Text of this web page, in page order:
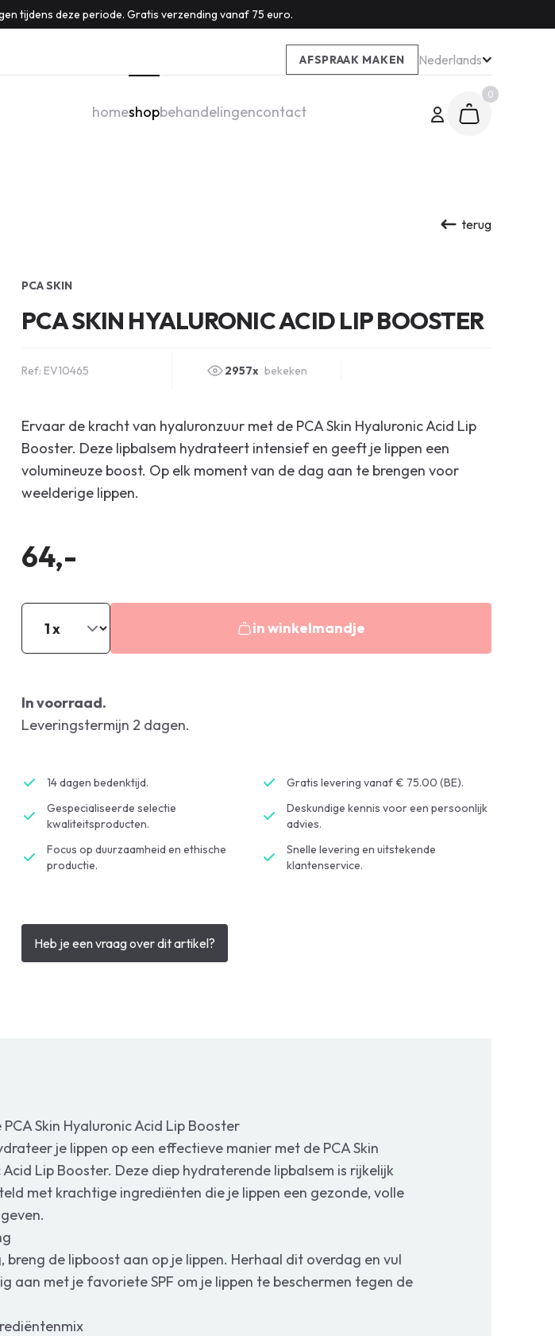
tijdens deze periode. Gratis verzending vanaf 75 euro.
AFSPRAAK MAKEN Nederlands
homeshopbehandelingencontact
0
terug
PCA SKIN
PCA SKIN HYALURONIC ACID LIP BOOSTER
Ref: EV10465 2957x bekeken
Ervaar de kracht van hyaluronzuur met de PCA Skin Hyaluronic Acid Lip
Booster. Deze lipbalsem hydrateert intensief en geeft je lippen een
volumineuze boost. Op elk moment van de dag aan te brengen voor
weelderige lippen.
64,-
in winkelmandje
In voorraad.
Leveringstermijn 2 dagen.
14 dagen bedenktijd.
Gratis levering vanaf € 75.00 (BE).
Gespecialiseerde selectie
kwaliteitsproducten.
Deskundige kennis voor een persoonlijk
advies.
Focus op duurzaamheid en ethische
productie.
Snelle levering en uitstekende
klantenservice.
Heb je een vraag over dit artikel?
Skin Hyaluronic Acid Lip Booster
je lippen op een effectieve manier met de PCA Skin
Lip Booster. Deze diep hydraterende lipbalsem is rijkelijk
met krachtige ingrediënten die je lippen een gezonde, volle
breng de lipboost aan op je lippen. Herhaal dit overdag en vul
aan met je favoriete SPF om je lippen te beschermen tegen de